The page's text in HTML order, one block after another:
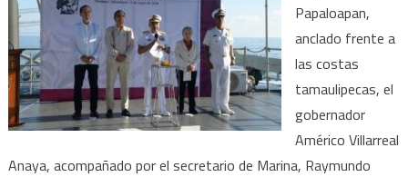
Papaloapan,
anclado frente a
las costas
tamaulipecas, el
gobernador
Américo Villarreal
Anaya, acompañado por el secretario de Marina, Raymundo